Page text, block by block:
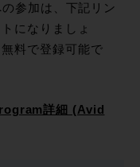
参加は、下記リン
になりましょ
無料で登録可能で
詳細 (Avid